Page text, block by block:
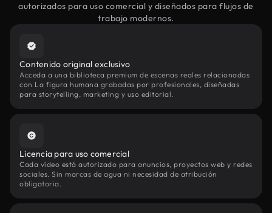
autorizados para uso comercial y diseñados para flujos de
trabajo modernos.
Contenido original exclusivo
Acceda a una biblioteca premium de escenas reales relacionadas
con La figura humana grabadas por profesionales, diseñadas
para storytelling, marketing y uso editorial.
Licencia para uso comercial
Cada vídeo está autorizado para anuncios, proyectos web y redes
sociales. Sin marcas de agua ni necesidad de atribución
obligatoria.